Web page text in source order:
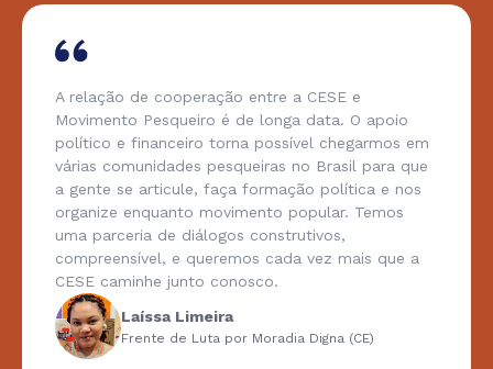
A relação de cooperação entre a CESE e
Movimento Pesqueiro é de longa data. O apoio
político e financeiro torna possível chegarmos em
várias comunidades pesqueiras no Brasil para que
a gente se articule, faça formação política e nos
organize enquanto movimento popular. Temos
uma parceria de diálogos construtivos,
compreensível, e queremos cada vez mais que a
CESE caminhe junto conosco.
Laíssa Limeira
Frente de Luta por Moradia Digna (CE)